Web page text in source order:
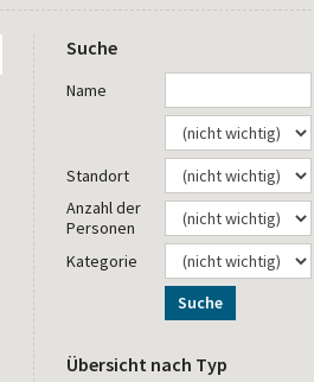
Suche
Name
Standort
Anzahl der
Personen
Kategorie
Suche
Übersicht nach Typ